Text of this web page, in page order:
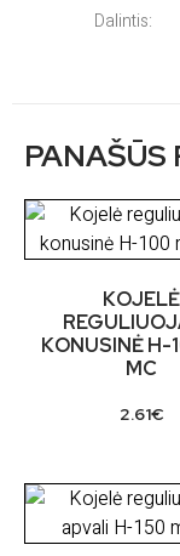
Dalintis:
PANAŠŪS
KOJELĖ
KONUSINĖ H-
MC
2.61€